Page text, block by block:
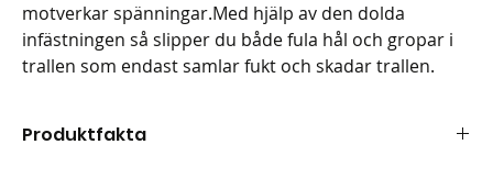
motverkar spänningar.Med hjälp av den dolda
infästningen så slipper du både fula hål och gropar i
trallen som endast samlar fukt och skadar trallen.
Produktfakta